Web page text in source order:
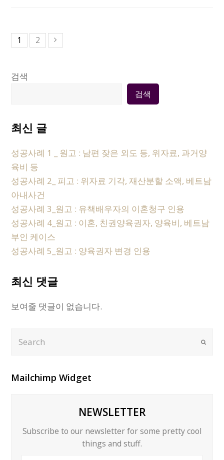
1 2
검색
검색
최신 글
성공사례 1 _ 원고 : 남편 잦은 외도 등, 위자료, 과거양
육비 등
성공사례 2_ 피고 : 위자료 기각, 재산분할 소액, 베트남
아내사건
성공사례 3_원고 : 유책배우자의 이혼청구 인용
성공사례 4_원고 : 이혼, 친권양육권자, 양육비, 베트남
부인 케이스
성공사례 5_원고 : 양육권자 변경 인용
최신 댓글
보여줄 댓글이 없습니다.
Submit
Mailchimp Widget
NEWSLETTER
Subscribe to our newsletter for some pretty cool
things and stuff.